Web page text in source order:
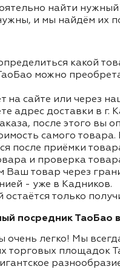
найти
и мы найдём их
какой
можно
на сайте или через
адрес доставки в г.
после этого вы
самого товара.
после приёмки
и проверка
Ваш товар через
- уже в Кадников.
остаётся только
посредник ТаоБао в
очень легко! Мы
торговых площадок